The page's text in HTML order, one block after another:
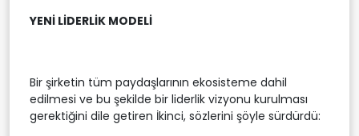
YENİ LİDERLİK MODELİ
Bir şirketin tüm paydaşlarının ekosisteme dahil
edilmesi ve bu şekilde bir liderlik vizyonu kurulması
gerektiğini dile getiren İkinci, sözlerini şöyle sürdürdü: